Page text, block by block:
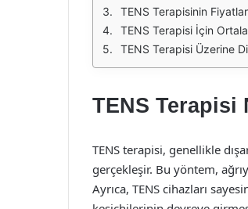
TENS Terapisinin
TENS Terapisi İçin
TENS Terapisi Üzerine
TENS Terapisi
TENS terapisi, genellikle
gerçekleşir. Bu yöntem,
Ayrıca, TENS cihazları